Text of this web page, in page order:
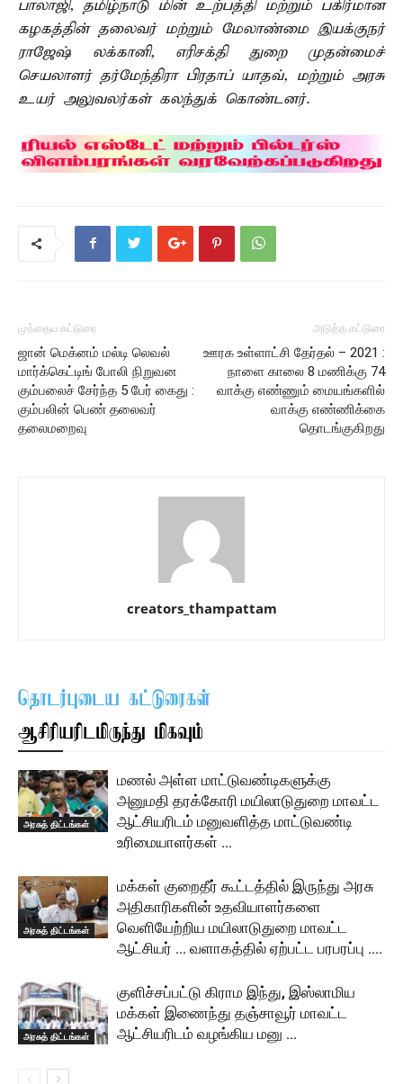
பாலாஜி, தமிழ்நாடு மின் உற்பத்தி மற்றும் பகிர்மான
கழகத்தின் தலைவர் மற்றும் மேலாண்மை இயக்குநர்
ராஜேஷ் லக்கானி, எரிசக்தி துறை முதன்மைச்
செயலாளர் தர்மேந்திரா பிரதாப் யாதவ், மற்றும் அரசு
உயர் அலுவலர்கள் கலந்துக் கொண்டனர்.
முந்தைய கட்டுரை
ஜான் மெக்னம் மல்டி லெவல்
மார்க்கெட்டிங் போலி நிறுவன
கும்பலைச் சேர்ந்த 5 பேர் கைது :
கும்பலின் பெண் தலைவர்
தலைமறைவு
அடுத்த கட்டுரை
ஊரக உள்ளாட்சி தேர்தல் – 2021 :
நாளை காலை 8 மணிக்கு 74
வாக்கு எண்ணும் மையங்களில்
வாக்கு எண்ணிக்கை
தொடங்குகிறது
creators_thampattam
தொடர்புடைய கட்டுரைகள்
ஆசிரியரிடமிருந்து மிகவும்
அரசுத் திட்டங்கள்
மணல் அள்ள மாட்டுவண்டிகளுக்கு
அனுமதி தரக்கோரி மயிலாடுதுறை மாவட்ட
ஆட்சியரிடம் மனுவளித்த மாட்டுவண்டி
உரிமையாளர்கள் …
அரசுத் திட்டங்கள்
மக்கள் குறைதீர் கூட்டத்தில் இருந்து அரசு
அதிகாரிகளின் உதவியாளர்களை
வெளியேற்றிய மயிலாடுதுறை மாவட்ட
ஆட்சியர் … வளாகத்தில் ஏற்பட்ட பரபரப்பு ….
அரசுத் திட்டங்கள்
குளிச்சப்பட்டு கிராம இந்து, இஸ்லாமிய
மக்கள் இணைந்து தஞ்சாவூர் மாவட்ட
ஆட்சியரிடம் வழங்கிய மனு …